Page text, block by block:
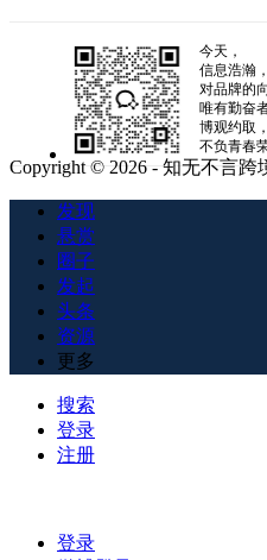
今天，
信息浩瀚
对品牌的
唯有勤奋
博观约取
不负青春
Copyright © 2026 - 知无不言跨
发现
悬赏
圈子
发起
头条
资源
更多
搜索
登录
注册
登录